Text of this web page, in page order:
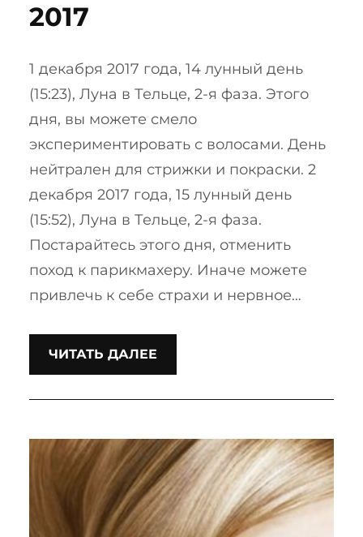
2017
1 декабря 2017 года, 14 лунный день
(15:23), Луна в Тельце, 2-я фаза. Этого
дня, вы можете смело
экспериментировать с волосами. День
нейтрален для стрижки и покраски. 2
декабря 2017 года, 15 лунный день
(15:52), Луна в Тельце, 2-я фаза.
Постарайтесь этого дня, отменить
поход к парикмахеру. Иначе можете
привлечь к себе страхи и нервное…
ЧИТАТЬ ДАЛЕЕ